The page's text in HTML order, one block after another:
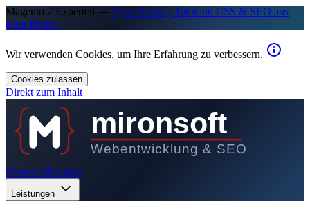
Magento 2 Experten — Hyvä Theme, Tailwind CSS & SEO aus
einer Hand ›
Wir verwenden Cookies, um Ihre Erfahrung zu verbessern.
Cookies zulassen
Direkt zum Inhalt
mironsoft
Webentwicklung & SEO
Oksana Mironjuk
Leistungen